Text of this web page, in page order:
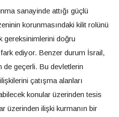
sanayinde attığı güçlü
korunmasındaki kilit rolünü
gereksinimlerini doğru
ediyor. Benzer durum İsrail,
de geçerli. Bu devletlerin
çatışma alanları
konular üzerinden tesis
üzerinden ilişki kurmanın bir